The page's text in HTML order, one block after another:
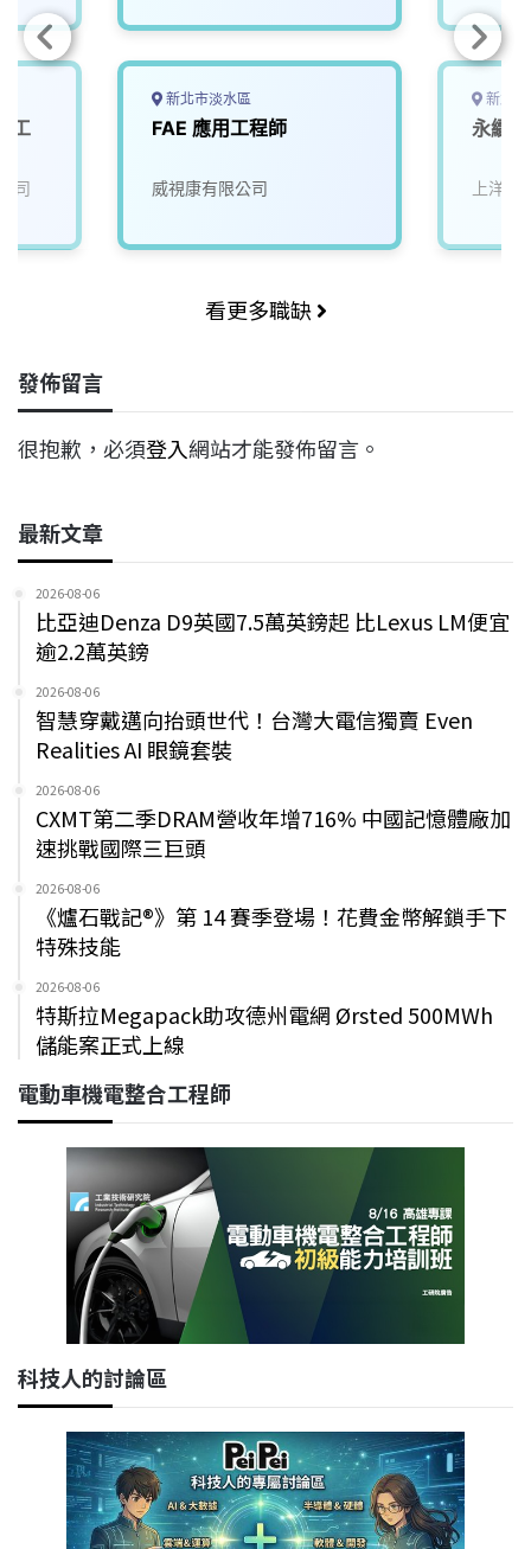
工
司
新北市淡水區
FAE 應用工程師
威視康有限公司
新北
永續
上洋產
看更多職缺
發佈留言
很抱歉，必須登入網站才能發佈留言。
最新文章
2026-08-06
比亞迪Denza D9英國7.5萬英鎊起 比Lexus LM便宜
逾2.2萬英鎊
2026-08-06
智慧穿戴邁向抬頭世代！台灣大電信獨賣 Even
Realities AI 眼鏡套裝
2026-08-06
CXMT第二季DRAM營收年增716% 中國記憶體廠加
速挑戰國際三巨頭
2026-08-06
《爐石戰記®》第 14 賽季登場！花費金幣解鎖手下
特殊技能
2026-08-06
特斯拉Megapack助攻德州電網 Ørsted 500MWh
儲能案正式上線
電動車機電整合工程師
科技人的討論區